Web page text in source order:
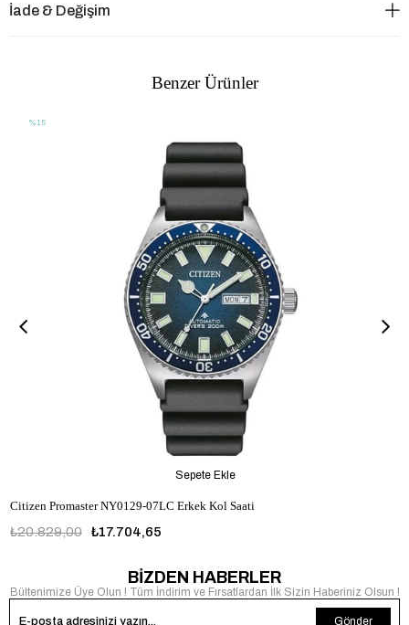
İade & Değişim
Benzer Ürünler
Citizen Promaster NY0129-07LC Erkek Kol Saati
₺17.704,65
₺20.829,00
Sepete Ekle
%15
BİZDEN HABERLER
Bültenimize Üye Olun ! Tüm İndirim ve Fırsatlardan İlk Sizin Haberiniz Olsun !
Gönder